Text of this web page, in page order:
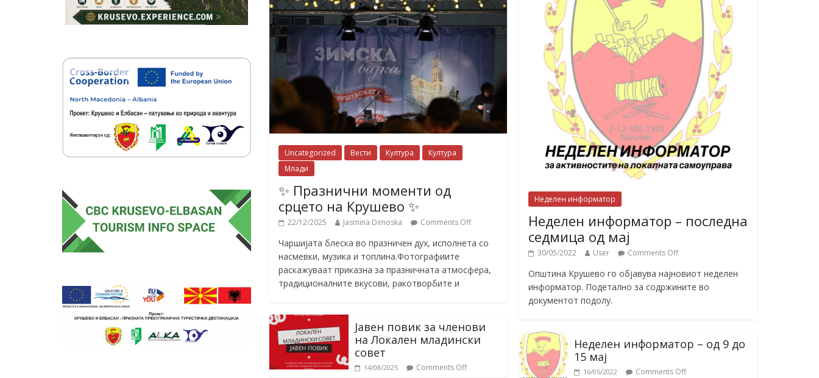
Uncategorized Вести Култура
Култура
Млади
✨ Празнични моменти од
срцето на Крушево ✨
22/12/2025 Jasmina Dimoska Comments Off
Чаршијата блеска во празничен дух, исполнета со
насмевки, музика и топлина.Фотографиите
раскажуваат приказна за празничната атмосфера,
традиционалните вкусови, ракотворбите и
Јавен повик за членови
на Локален младински
совет
14/08/2025 Comments Off
Неделен информатор
Неделен информатор – последна
седмица од мај
30/05/2022 User Comments Off
Општина Крушево го објавува најновиот неделен
информатор. Подетално за содржините во
документот подолу.
Неделен информатор – од 9 до
15 мај
16/05/2022 Comments Off